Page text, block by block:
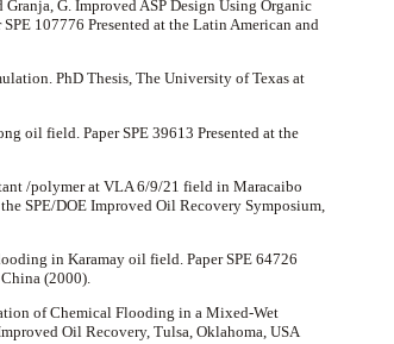
G. Improved ASP Design Using Organic
107776 Presented at the Latin American and
PhD Thesis, The University of Texas at
oil field. Paper SPE 39613 Presented at the
/polymer at VLA 6/9/21 field in Maracaibo
SPE/DOE Improved Oil Recovery Symposium,
in Karamay oil field. Paper SPE 64726
(2000).
of Chemical Flooding in a Mixed-Wet
Oil Recovery, Tulsa, Oklahoma, USA